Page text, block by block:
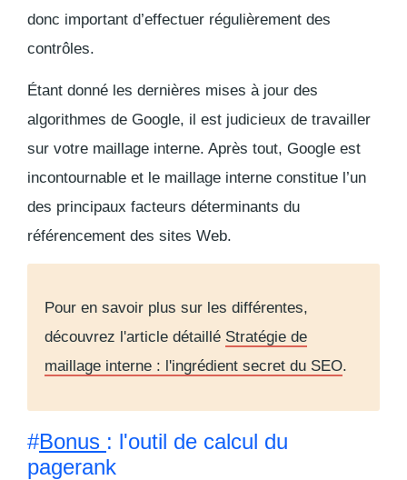
donc important d’effectuer régulièrement des
contrôles.
Étant donné les dernières mises à jour des
algorithmes de Google, il est judicieux de travailler
sur votre maillage interne. Après tout, Google est
incontournable et le maillage interne constitue l’un
des principaux facteurs déterminants du
référencement des sites Web.
Pour en savoir plus sur les différentes,
découvrez l'article détaillé Stratégie de
maillage interne : l'ingrédient secret du SEO.
#Bonus : l'outil de calcul du
pagerank